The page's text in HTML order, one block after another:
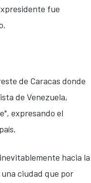
fue
de Caracas donde
de Venezuela,
expresando el
hacia la
ciudad que por